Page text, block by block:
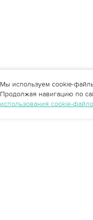
Мы используем cookie-
Продолжая навигацию по
использования cookie-